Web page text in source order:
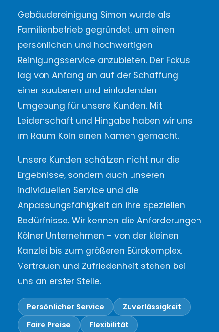
Gebäudereinigung Simon wurde als
Familienbetrieb gegründet, um einen
persönlichen und hochwertigen
Reinigungsservice anzubieten. Der Fokus
lag von Anfang an auf der Schaffung
einer sauberen und einladenden
Umgebung für unsere Kunden. Mit
Leidenschaft und Hingabe haben wir uns
im Raum Köln einen Namen gemacht.
Unsere Kunden schätzen nicht nur die
Ergebnisse, sondern auch unseren
individuellen Service und die
Anpassungsfähigkeit an ihre speziellen
Bedürfnisse. Wir kennen die Anforderungen
Kölner Unternehmen – von der kleinen
Kanzlei bis zum größeren Bürokomplex.
Vertrauen und Zufriedenheit stehen bei
uns an erster Stelle.
Persönlicher Service
Zuverlässigkeit
Faire Preise
Flexibilität